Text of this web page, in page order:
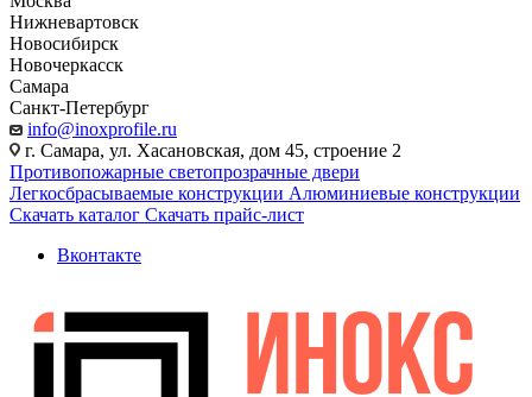
Нижневартовск
Новосибирск
Новочеркасск
Самара
Санкт-Петербург
info@inoxprofile.ru
г. Самара, ул. Хасановская, дом 45, строение 2
Противопожарные светопрозрачные двери
Легкосбрасываемые конструкции Алюминиевые конструкции
Скачать каталог Скачать прайс-лист
Вконтакте